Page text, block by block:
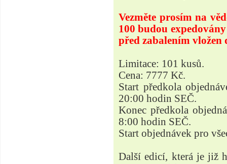
Vezměte prosím na
100 budou
před zabalením
Limitace: 101 kusů.
Cena: 7777 Kč.
Start předkola
20:00 hodin SEČ.
Konec předkola
8:00 hodin SEČ.
Start objednávek pro
Další edicí, která je již